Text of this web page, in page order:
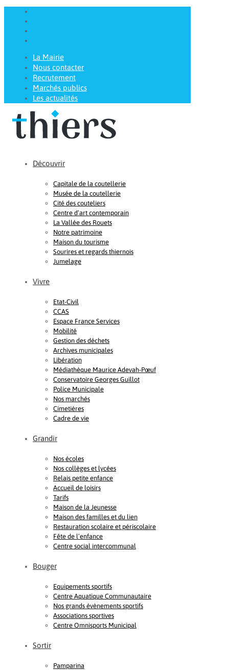
La Mairie
Nous contacter
Recrutement
Marchés publics
Les actualités
Découvrir
Capitale de la coutellerie
Musée de la coutellerie
Cité des couteliers
Centre d’art contemporain
La Vallée des Rouets
Notre patrimoine
Maison du tourisme
Sourires et regards thiernois
Jumelage
Vivre
Etat-Civil
CCAS
Espace France Services
Mobilité
Gestion des déchets
Archives municipales
Libération
Médiathèque Maurice Adevah-Pœuf
Conservatoire Georges Guillot
Police Municipale
Nos marchés
Cimetières
Cadre de vie
Grandir
Nos écoles
Nos collèges et lycées
Relais petite enfance
Accueil de loisirs
Tarifs
Maison de la Jeunesse
Maison des familles et du lien
Restauration scolaire et périscolaire
Fête de l’enfance
Centre social intercommunal
Bouger
Equipements sportifs
Centre Aquatique Communautaire
Nos grands évènements sportifs
Associations sportives
Centre Omnisports Municipal
Sortir
Pamparina